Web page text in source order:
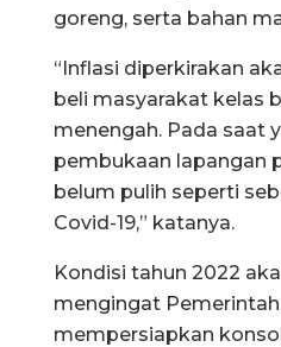
goreng, serta bahan
“Inflasi diperkirakan
beli masyarakat kelas
menengah. Pada saat
pembukaan lapangan
belum pulih seperti
Covid-19,” katanya.
Kondisi tahun 2022
mengingat
mempersiapkan